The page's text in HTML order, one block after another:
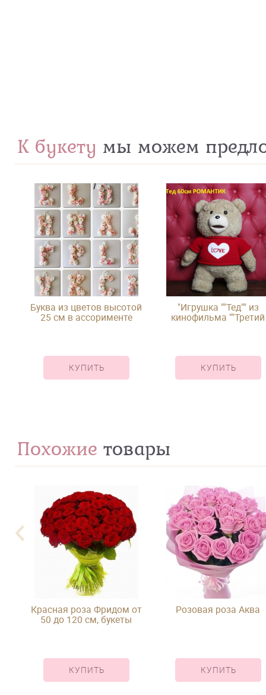
К букету мы можем
Буква из цветов высотой
25 см в ассорименте
КУПИТЬ
"Игрушка ""Тед"" из
кинофильма ""Третий
КУПИТЬ
Похожие товары
Красная роза Фридом от
50 до 120 см, букеты
КУПИТЬ
Розовая роза Аква
КУПИТЬ